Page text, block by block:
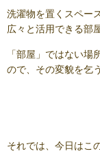
洗濯物を置くスペー
広々と活用できる部
「部屋」ではない場
ので、その変貌を乞
それでは、今日はこ